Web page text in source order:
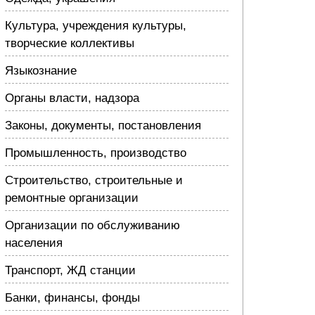
Культура, учреждения культуры,
творческие коллективы
Языкознание
Органы власти, надзора
Законы, документы, постановления
Промышленность, производство
Строительство, строительные и
ремонтные организации
Организации по обслуживанию
населения
Транспорт, ЖД станции
Банки, финансы, фонды